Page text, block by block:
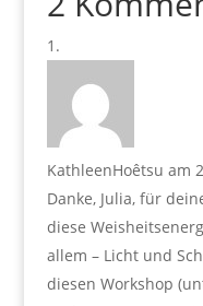
KathleenHoêtsu am
Danke, Julia, für
diese
allem – Licht und
diesen Workshop